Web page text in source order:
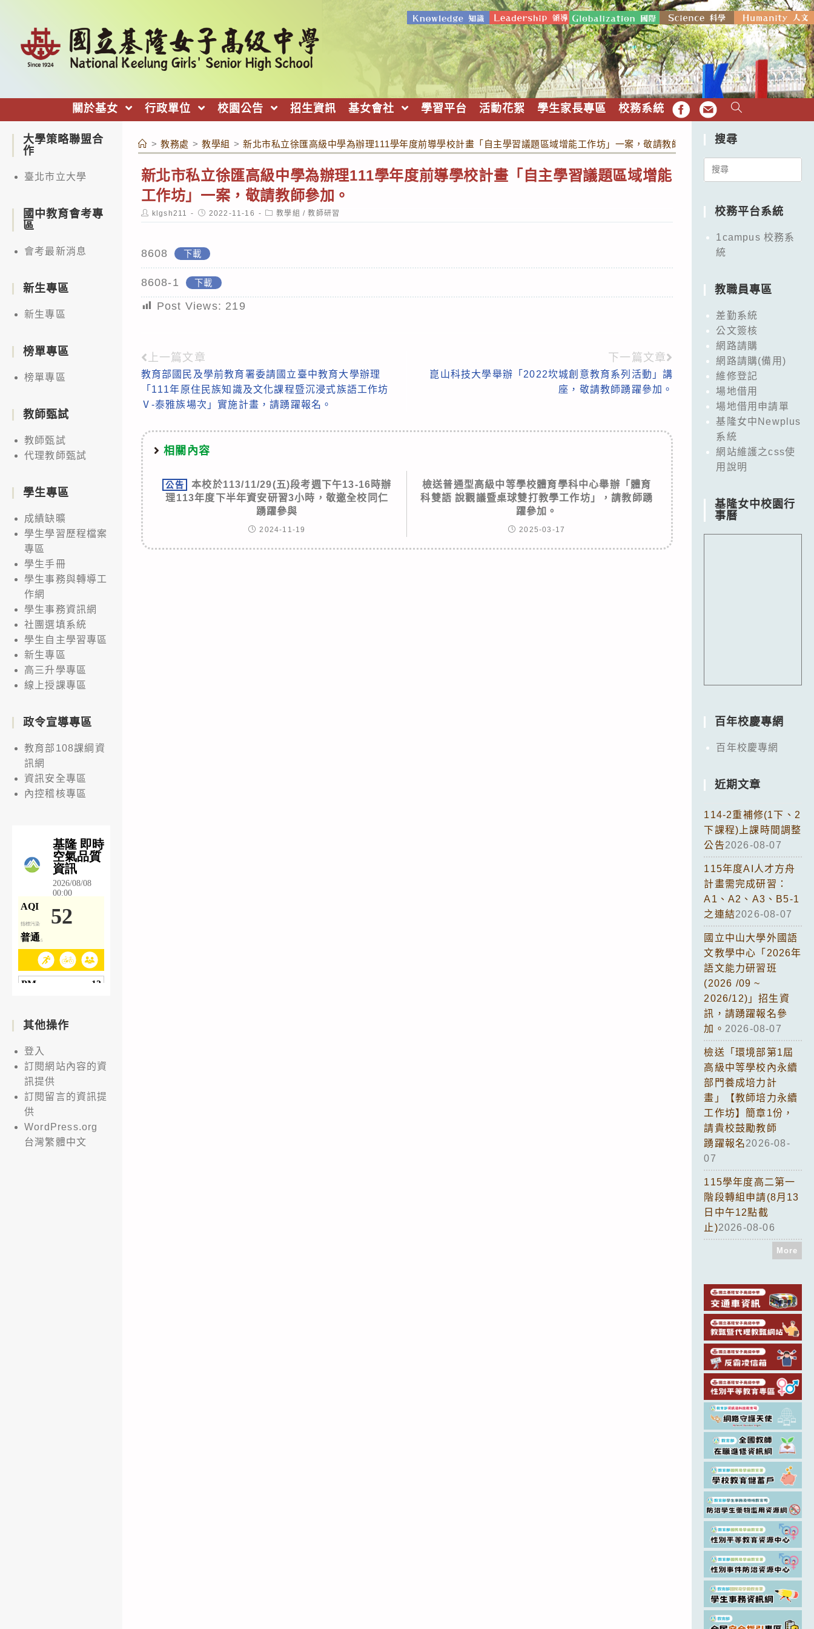
關於基女 行政單位 校園公告 招生資訊 基女會社 學習平台 活動花絮 學生家長專區 校務系統 FB EMAIL
> 教務處 > 教學組 > 新北市私立徐匯高級中學為辦理111學年度前導學校計畫「自主學習議題區域增能工作坊」一案，敬請教師參加。
新北市私立徐匯高級中學為辦理111學年度前導學校計畫「自主學習議題區域增能
工作坊」一案，敬請教師參加。
Post
author:
klgsh211
Post
published:
2022-11-16
Post
category:
教學組 / 教師研習
8608 下載
8608-1 下載
Post Views: 219
Read
more
articles
上一篇文章
教育部國民及學前教育署委請國立臺中教育大學辦理
「111年原住民族知識及文化課程暨沉浸式族語工作坊
Ⅴ-泰雅族場次」實施計畫，請踴躍報名。
下一篇文章
崑山科技大學舉辦「2022坎城創意教育系列活動」講
座，敬請教師踴躍參加。
相關內容
公告
本校於113/11/29(五)段考週下午13-16時辦
理113年度下半年資安研習3小時，敬邀全校同仁
踴躍參與
2024-11-19
檢送普通型高級中等學校體育學科中心舉辦「體育
科雙語 說觀議暨桌球雙打教學工作坊」，請教師踴
躍參加。
2025-03-17
大學策略聯盟合
作
臺北市立大學
國中教育會考專
區
會考最新消息
新生專區
新生專區
榜單專區
榜單專區
教師甄試
教師甄試
代理教師甄試
學生專區
成績缺曠
學生學習歷程檔案
專區
學生手冊
學生事務與轉導工
作網
學生事務資訊網
社團選填系統
學生自主學習專區
新生專區
高三升學專區
線上授課專區
政令宣導專區
教育部108課綱資
訊網
資訊安全專區
內控稽核專區
其他操作
登入
訂閱網站內容的資
訊提供
訂閱留言的資訊提
供
WordPress.org
台灣繁體中文
搜尋
Search
校務平台系統
1campus 校務系
統
教職員專區
差勤系統
公文簽核
網路請購
網路請購(備用)
維修登記
場地借用
場地借用申請單
基隆女中Newplus
系統
網站維護之css使
用說明
基隆女中校園行
事曆
百年校慶專網
百年校慶專網
近期文章
114-2重補修(1下、2
下課程)上課時間調整
公告2026-08-07
115年度AI人才方舟
計畫需完成研習：
A1、A2、A3、B5-1
之連結2026-08-07
國立中山大學外國語
文教學中心「2026年
語文能力研習班
(2026 /09 ~
2026/12)」招生資
訊，請踴躍報名參
加。 2026-08-07
檢送「環境部第1屆
高級中等學校內永續
部門養成培力計
畫」【教師培力永續
工作坊】簡章1份，
請貴校鼓勵教師
踴躍報名2026-08-
07
115學年度高二第一
階段轉組申請(8月13
日中午12點截
止)2026-08-06
More